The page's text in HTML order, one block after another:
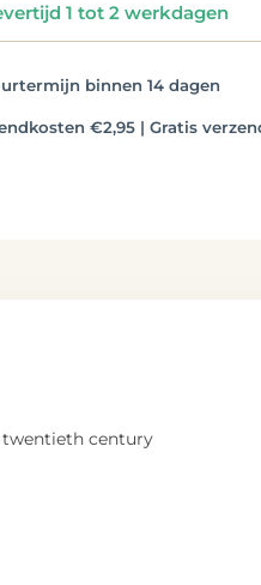
1 tot 2 werkdagen
binnen 14 dagen
€2,95 | Gratis
century